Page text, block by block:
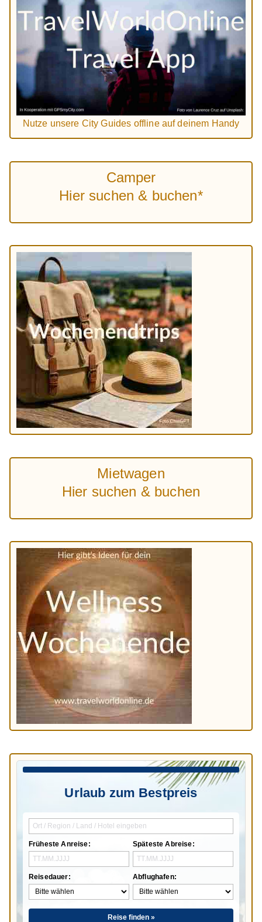
Nutze unsere City Guides offline auf deinem Handy
Camper
Hier suchen & buchen*
Mietwagen
Hier suchen & buchen
Urlaub zum Bestpreis
Früheste Anreise:
Reisedauer:
Späteste Abreise:
Abflughafen:
Reise finden »